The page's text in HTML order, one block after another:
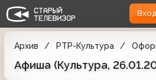
Вход
Архив РТР-Культура
Афиша (Культура,